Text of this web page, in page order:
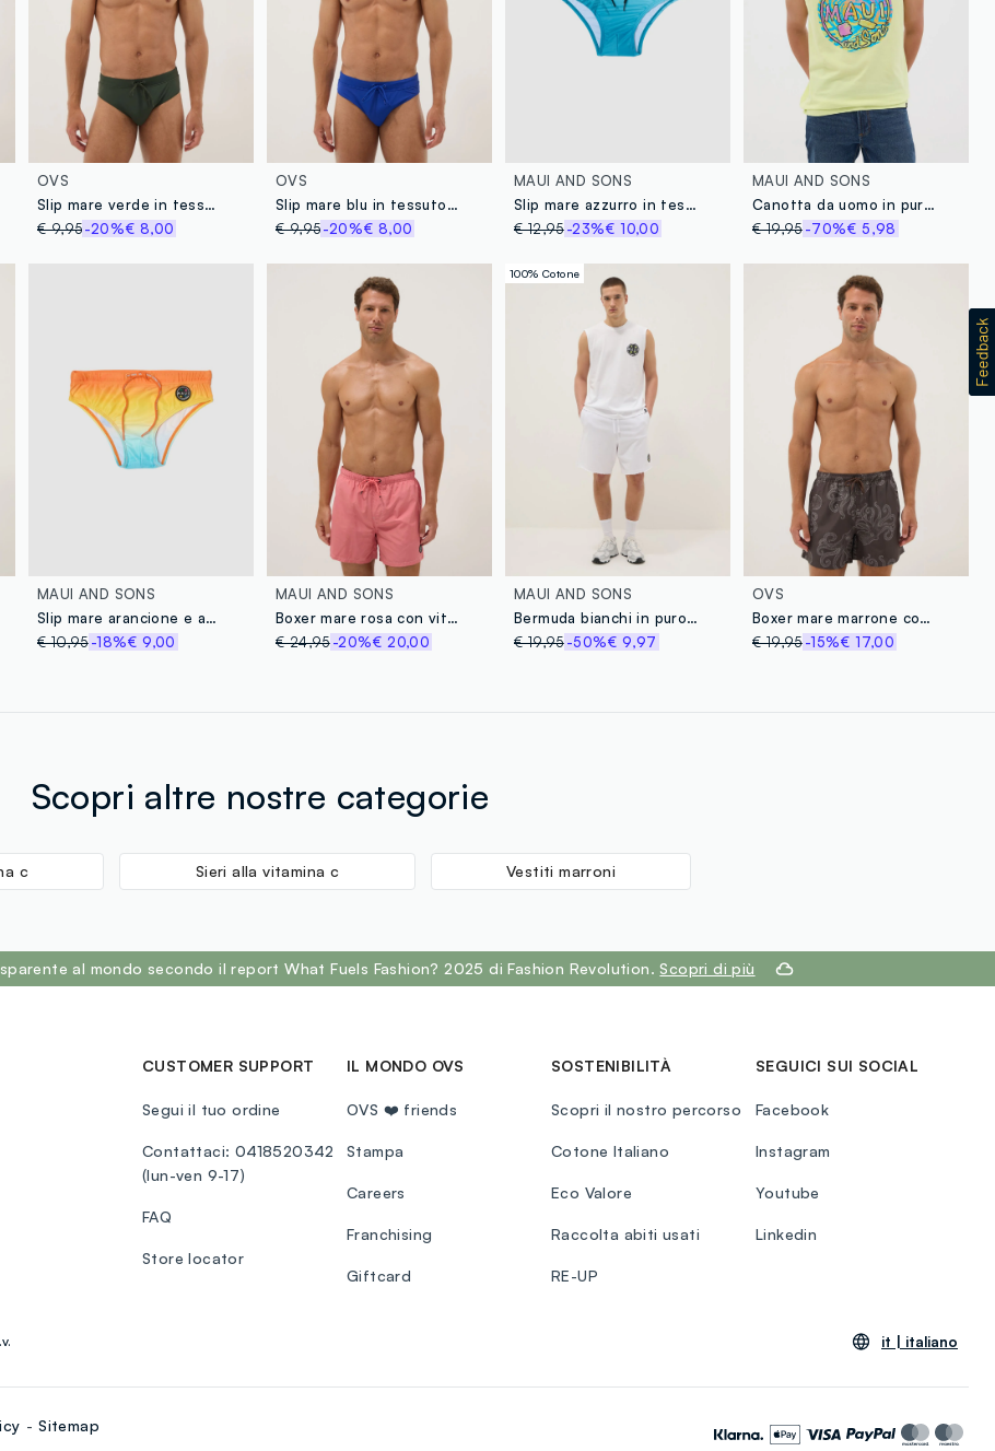
OVS
Slip mare verde in tessuto elasticizzato
€ 9,95-20%€ 8,00
OVS
Slip mare blu in tessuto elasticizzato
€ 9,95-20%€ 8,00
MAUI AND SONS
Slip mare azzurro in tessuto elasticizzato
€ 12,95-23%€ 10,00
MAUI AND SONS
Canotta da uomo in puro cotone gialla regular fit con stampa grafica
€ 19,95-70%€ 5,98
MAUI AND SONS
Slip mare arancione e azzurro in tessuto elasticizzato da bambino
€ 10,95-18%€ 9,00
MAUI AND SONS
Boxer mare rosa con vita elasticizzata e coulisse
€ 24,95-20%€ 20,00
100% Cotone
MAUI AND SONS
Bermuda bianchi in puro cotone con vita elasticizzata
€ 19,95-50%€ 9,97
OVS
Boxer mare marrone con stampa all over
€ 19,95-15%€ 17,00
Scopri altre nostre categorie
c Sieri alla vitamina c Vestiti marroni
al mondo secondo il report What Fuels Fashion? 2025 di Fashion Revolution. Scopri di più
CUSTOMER SUPPORT
Segui il tuo ordine
Contattaci: 0418520342
(lun-ven 9-17)
FAQ
Store locator
IL MONDO OVS
OVS ❤️ friends
Stampa
Careers
Franchising
Giftcard
SOSTENIBILITÀ
Scopri il nostro percorso
Cotone Italiano
Eco Valore
Raccolta abiti usati
RE-UP
SEGUICI SUI SOCIAL
Facebook
Instagram
Youtube
Linkedin
it | italiano
Sitemap